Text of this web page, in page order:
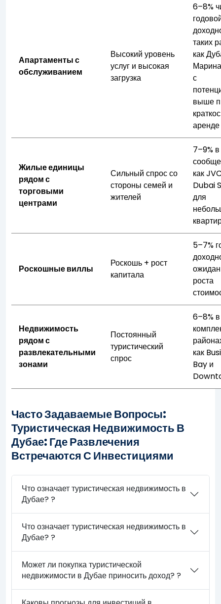
Апартаменты с
обслуживанием
Высокий уровень
услуг и высокая
загрузка
6–8%
таких
как
с
выше
аренде
Жилые единицы
рядом с
торговыми
центрами
Сильный спрос со
стороны семей и
жителей
7–9% в
как
Dubai
для
Роскошные виллы
Роскошь + рост
капитала
5–7%
роста
Недвижимость
рядом с
развлекательными
зонами
Постоянный
туристический
спрос
6–8% в
как
Bay и
Часто Задаваемые Вопросы:
Туристическая Недвижимость В
Дубае: Где Развлечения
Встречаются С Инвестициями
Что означает туристическая недвижимость в
Дубае? ?
Что означает туристическая недвижимость в
Дубае? ?
Может ли покупка туристической
недвижимости в Дубае приносить доход? ?